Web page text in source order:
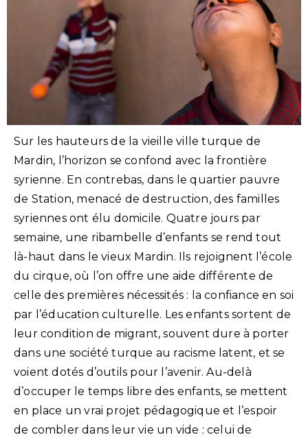
Sur les hauteurs de la vieille ville turque de
Mardin, l’horizon se confond avec la frontière
syrienne. En contrebas, dans le quartier pauvre
de Station, menacé de destruction, des familles
syriennes ont élu domicile. Quatre jours par
semaine, une ribambelle d’enfants se rend tout
là-haut dans le vieux Mardin. Ils rejoignent l’école
du cirque, où l’on offre une aide différente de
celle des premières nécessités : la confiance en soi
par l’éducation culturelle. Les enfants sortent de
leur condition de migrant, souvent dure à porter
dans une société turque au racisme latent, et se
voient dotés d’outils pour l’avenir. Au-delà
d’occuper le temps libre des enfants, se mettent
en place un vrai projet pédagogique et l’espoir
de combler dans leur vie un vide : celui de